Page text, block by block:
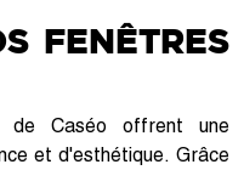
FENÊTRES
de Caséo offrent une
et d'esthétique. Grâce